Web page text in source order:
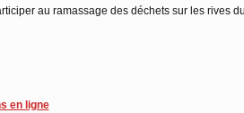
au ramassage des déchets sur les rives du
en ligne